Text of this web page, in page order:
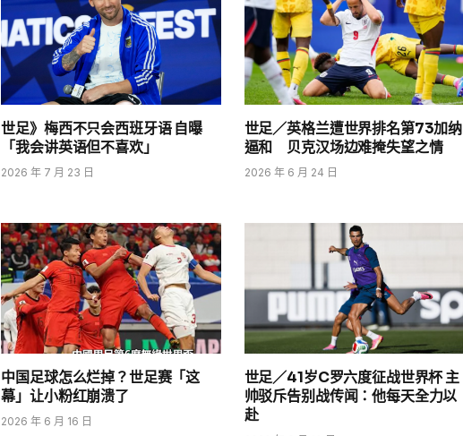
世足》梅西不只会西班牙语 自曝
「我会讲英语但不喜欢」
2026 年 7 月 23 日
世足／英格兰遭世界排名第73加纳
逼和 贝克汉场边难掩失望之情
2026 年 6 月 24 日
中国足球怎么烂掉？世足赛「这
幕」让小粉红崩溃了
2026 年 6 月 16 日
世足／41岁C罗六度征战世界杯 主
帅驳斥告别战传闻：他每天全力以
赴